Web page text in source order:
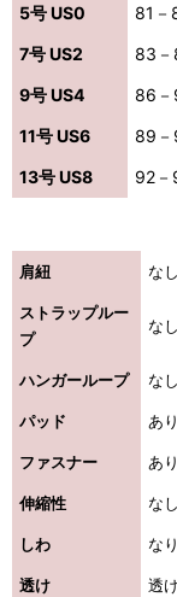
5号 US0
81－
7号 US2
83
9号 US4
86
11号 US6
89
13号 US8
92－
肩紐 なし
ストラップルー
プ
なし
ハンガーループ なし
パッド あり
ファスナー あ
伸縮性 なし
しわ な
透け 透